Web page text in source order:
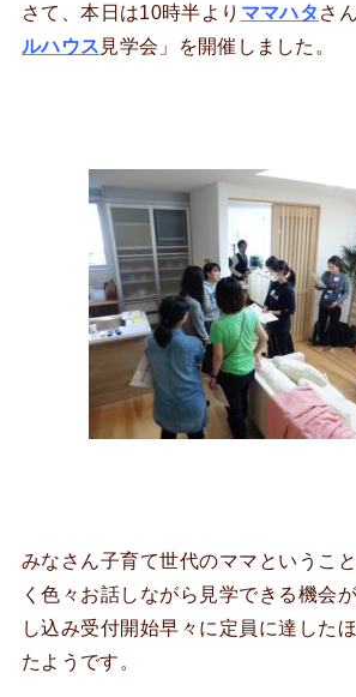
さて、本日は10時半より ママハタ さ
ルハウス 見学会」を開催しました。
みなさん子育て世代のママというこ
く色々お話しながら見学できる機会
し込み受付開始早々に定員に達した
たようです。